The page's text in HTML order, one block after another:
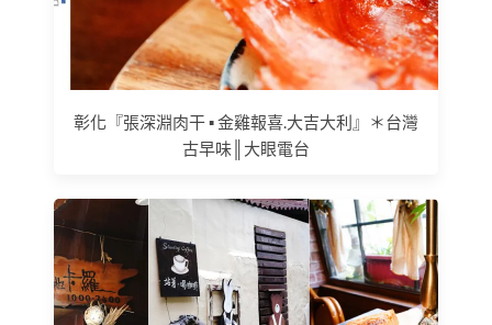
彰化『張深淵肉干 ▪ 金雞報喜.大吉大利』＊台灣
古早味║大眼電台